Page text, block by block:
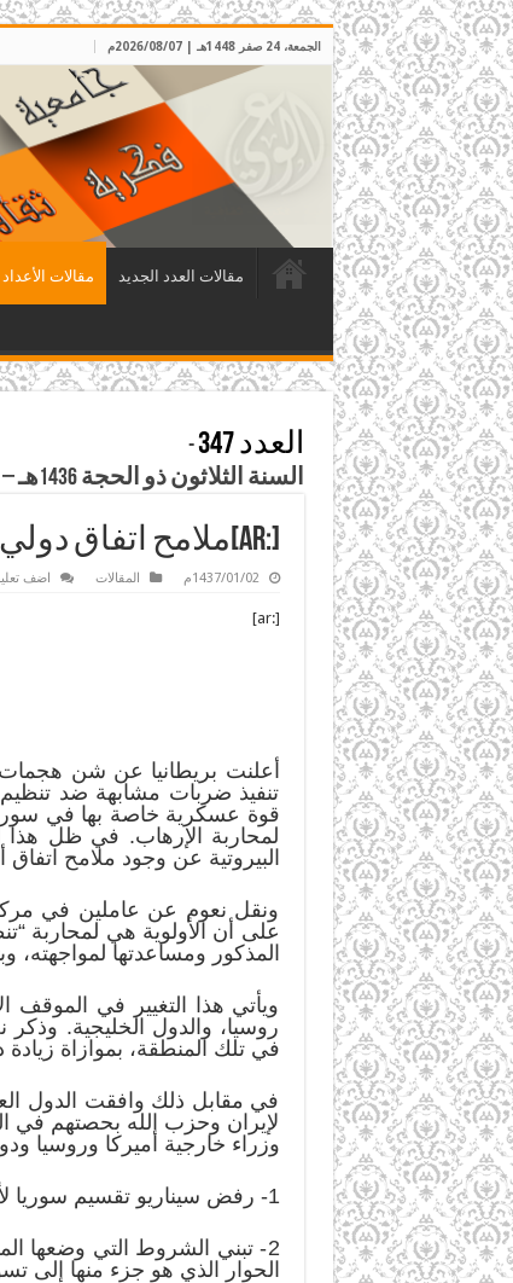
الجمعة، 24 صفر 1448هـ | 2026/08/07م
مقالات العدد الجديد مقالات
العدد 347
-
السنة الثلاثون ذو الحجة 1436هـ – أيلول / ت1 2015م
[:ar]ملامح اتفاق دولي حول سوريا[:]
1437/01/02م المقالات اضف
[:ar]
أعلنت بريطانيا عن شن هجمات
تنفيذ ضربات مشابهة ضد
قوة عسكرية خاصة بها في
لمحاربة الإرهاب. في ظل هذا
البيروتية عن وجود ملامح
ونقل نعوم عن عاملين في
على أن الأولوية هي لمحاربة
المذكور ومساعدتها لمواجهته،
ويأتي هذا التغيير في
روسيا، والدول الخليجية.
في تلك المنطقة، بموازاة
في مقابل ذلك وافقت الدول
لإيران وحزب الله بحصتهم في
وزراء خارجية أميركا وروسيا
1- رفض سيناريو تقسيم سوريا لأنه لا يضمن أبداً إنهاء الحرب.
2- تبني الشروط التي وضعها
الحوار الذي هو جزء منها إلى